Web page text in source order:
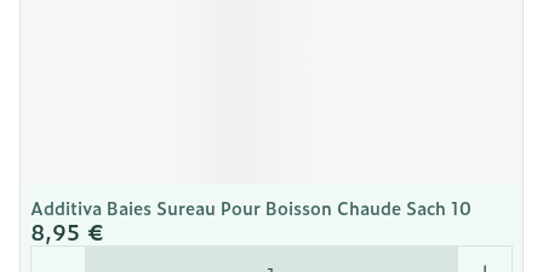
Additiva Baies Sureau Pour Boisson Chaude Sach 10
8,95 €
Quantité